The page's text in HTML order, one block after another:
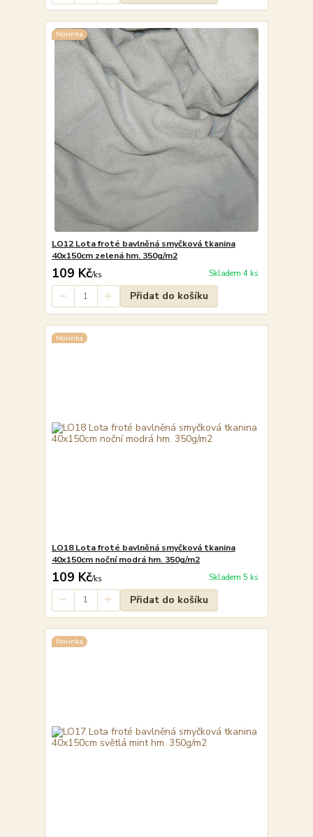
Novinka
LO12 Lota froté bavlněná smyčková tkanina
40x150cm zelená hm. 350g/m2
109 Kč/ks Skladem 4 ks
Přidat do košíku
Novinka
LO18 Lota froté bavlněná smyčková tkanina
40x150cm noční modrá hm. 350g/m2
109 Kč/ks Skladem 5 ks
Přidat do košíku
Novinka